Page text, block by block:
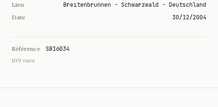
Lieu Breitenbrunnen - Schwarzwald - Deutschland
Date 30/12/2004
Référence SB16034
109 vues